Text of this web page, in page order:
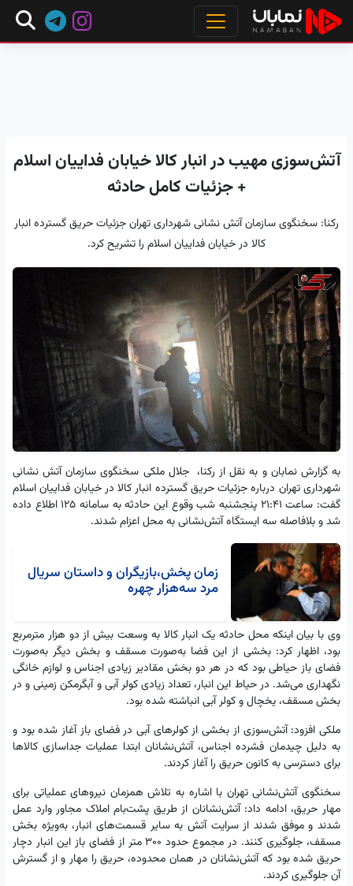
آتش‌سوزی مهیب در انبار کالا خیابان فداییان اسلام
+ جزئیات کامل حادثه
رکنا: سخنگوی سازمان آتش نشانی شهرداری تهران جزئیات حریق گسترده انبار
کالا در خیابان فداییان اسلام را تشریح کرد.
به گزارش نمابان و به نقل از رکنا، جلال ملکی سخنگوی سازمان آتش نشانی
شهرداری تهران درباره جزئیات حریق گسترده انبار کالا در خیابان فداییان اسلام
گفت: ساعت ۲۱:۴۱ پنجشنبه شب وقوع این حادثه به سامانه ۱۲۵ اطلاع داده
شد و بلافاصله سه ایستگاه آتش‌نشانی به محل اعزام شدند.
زمان پخش،بازیگران و داستان سریال
مرد سه‌هزار چهره
وی با بیان اینکه محل حادثه یک انبار کالا به وسعت بیش از دو هزار مترمربع
بود، اظهار کرد: بخشی از این فضا به‌صورت مسقف و بخش دیگر به‌صورت
فضای باز حیاطی بود که در هر دو بخش مقادیر زیادی اجناس و لوازم خانگی
نگهداری می‌شد. در حیاط این انبار، تعداد زیادی کولر آبی و آبگرمکن زمینی و در
بخش مسقف، یخچال و کولر آبی انباشته شده بود.
ملکی افزود: آتش‌سوزی از بخشی از کولرهای آبی در فضای باز آغاز شده بود و
به دلیل چیدمان فشرده اجناس، آتش‌نشانان ابتدا عملیات جداسازی کالاها
برای دسترسی به کانون حریق را آغاز کردند.
سخنگوی آتش‌نشانی تهران با اشاره به تلاش همزمان نیروهای عملیاتی برای
مهار حریق، ادامه داد: آتش‌نشانان از طریق پشت‌بام املاک مجاور وارد عمل
شدند و موفق شدند از سرایت آتش به سایر قسمت‌های انبار، به‌ویژه بخش
مسقف، جلوگیری کنند. در مجموع حدود ۳۰۰ متر از فضای باز این انبار دچار
حریق شده بود که آتش‌نشانان در همان محدوده، حریق را مهار و از گسترش
آن جلوگیری کردند.